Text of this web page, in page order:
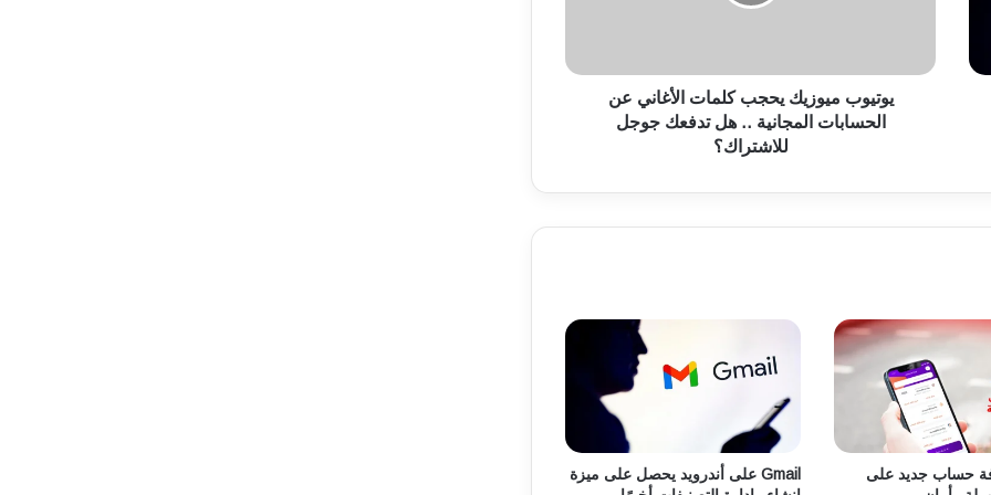
و
ح
ا
ا
ل
أ
غ
ن
يوتيوب ميوزيك يحجب كلمات الأغاني عن
الحسابات المجانية .. هل تدفعك جوجل
للاشتراك؟
حساب جديد على
Gmail على أندرويد يحصل على ميزة